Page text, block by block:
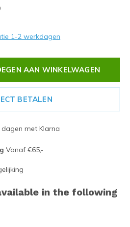
1-2 werkdagen
AAN WINKELWAGEN
BETALEN
met Klarna
Vanaf €65,-
in the following